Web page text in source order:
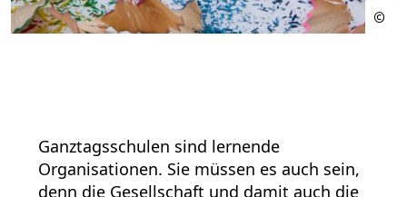
Ganztagsschulen sind lernende
Organisationen. Sie müssen es auch sein,
denn die Gesellschaft und damit auch die